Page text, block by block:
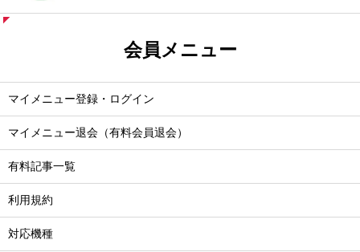
会員メニュー
マイメニュー登録・ログイン
マイメニュー退会（有料会員退会）
有料記事一覧
利用規約
対応機種